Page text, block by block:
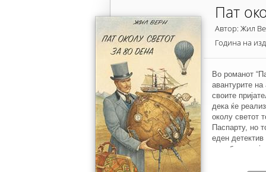
Пат
Автор: Жил
Година на
Во романот
авантурите
своите
дека ќе
околу светот
Паспарту, но
еден
кражба во
трговски